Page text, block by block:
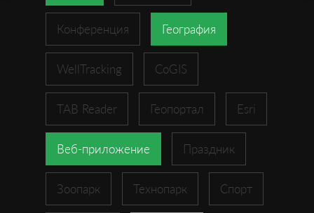
Конференция География
WellTracking CoGIS
TAB Reader Геопортал Esri
Веб-приложение Праздник
Зоопарк Технопарк Спорт